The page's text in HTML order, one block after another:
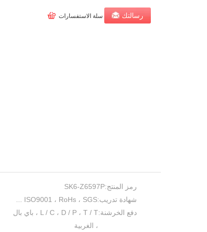
رسالتك سلة الاستفسارات
رمز المنتج:SK6-Z6597P
شهادة تدريب:ISO9001 ، RoHs ، SGS ...
دفع الخرشنة:
L / C ، D / P ، T / T ، باي بال
، الغربية